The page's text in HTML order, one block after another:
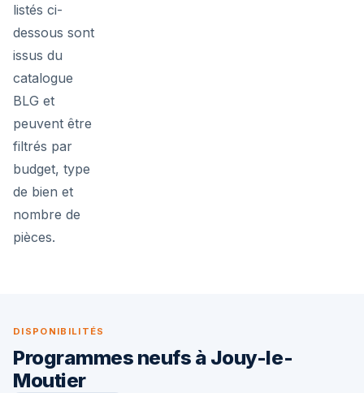
listés ci-
dessous sont
issus du
catalogue
BLG et
peuvent être
filtrés par
budget, type
de bien et
nombre de
pièces.
DISPONIBILITÉS
Programmes neufs à Jouy-le-
Moutier